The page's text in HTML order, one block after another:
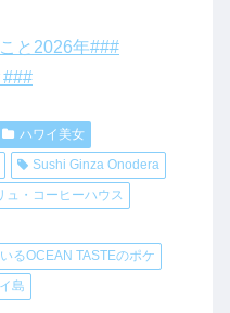
と2026年###
###
ハワイ美女
Sushi Ginza Onodera
ュ・コーヒーハウス
るOCEAN TASTEのポケ
島